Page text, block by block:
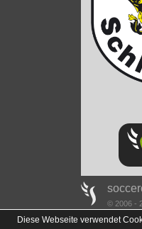
© 2006 -
Diese Webseite verwendet